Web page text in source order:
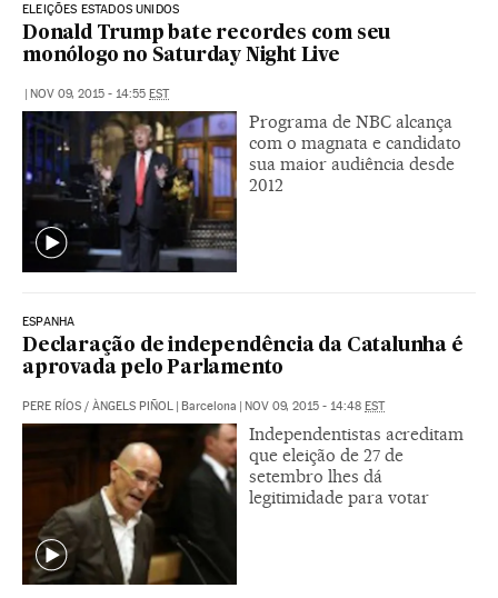
ELEIÇÕES ESTADOS UNIDOS
Donald Trump bate recordes com seu
monólogo no Saturday Night Live
| NOV 09, 2015 - 14:55 EST
Programa de NBC alcança
com o magnata e candidato
sua maior audiência desde
2012
ESPANHA
Declaração de independência da Catalunha é
aprovada pelo Parlamento
PERE RÍOS / ÀNGELS PIÑOL | Barcelona | NOV 09, 2015 - 14:48 EST
Independentistas acreditam
que eleição de 27 de
setembro lhes dá
legitimidade para votar